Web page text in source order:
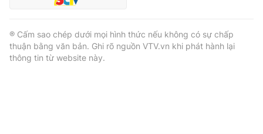
® Cấm sao chép dưới mọi hình thức nếu không có sự chấp
thuận bằng văn bản. Ghi rõ nguồn VTV.vn khi phát hành lại
thông tin từ website này.